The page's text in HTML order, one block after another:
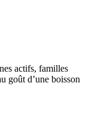
actifs, familles
goût d’une boisson